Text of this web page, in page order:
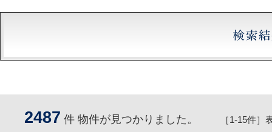
2487 件 物件が見つかりました。 ［1-15件］